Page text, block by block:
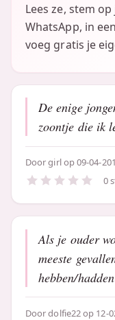
Lees ze, stem
WhatsApp, in
voeg gratis je
De enige
zoontje die ik
Doorgirlop 09-04-
0
Als je ouder
meeste
hebben/hadden
Doordolfie22op 12-